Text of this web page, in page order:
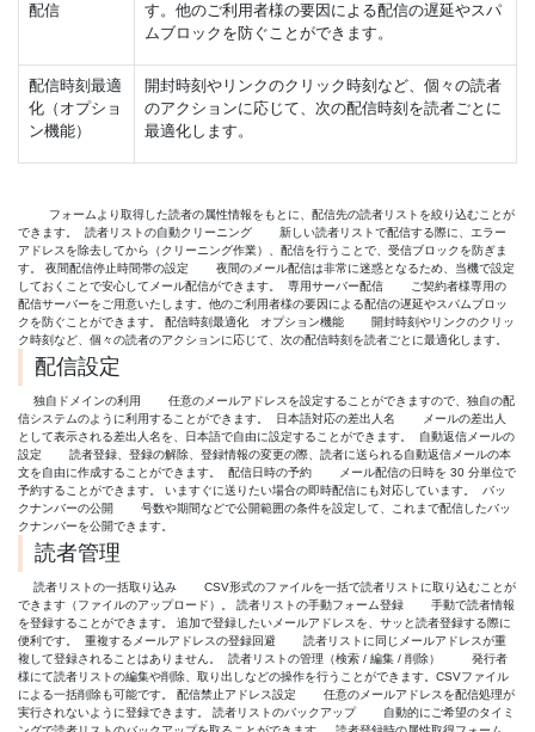
配信
す。他のご利用者様の要因による配信の遅延やスパ
ムブロックを防ぐことができます。
配信時刻最適
化（オプショ
ン機能）
開封時刻やリンクのクリック時刻など、個々の読者
のアクションに応じて、次の配信時刻を読者ごとに
最適化します。
フォームより取得した読者の属性情報をもとに、配信先の読者リストを絞り込むことが
できます。
読者リストの自動クリーニング 新しい読者リストで配信する際に、エラー
アドレスを除去してから（クリーニング作業）、配信を行うことで、受信ブロックを防ぎま
す。 夜間配信停止時間帯の設定 夜間のメール配信は非常に迷惑となるため、当機で設定
しておくことで安心してメール配信ができます。
専用サーバー配信 ご契約者様専用の
配信サーバーをご用意いたします。他のご利用者様の要因による配信の遅延やスパムブロッ
クを防ぐことができます。 配信時刻最適化 オプション機能 開封時刻やリンクのクリッ
ク時刻など、個々の読者のアクションに応じて、次の配信時刻を読者ごとに最適化します。
配信設定
独自ドメインの利用 任意のメールアドレスを設定することができますので、独自の配
信システムのように利用することができます。
日本語対応の差出人名 メールの差出人
として表示される差出人名を、日本語で自由に設定することができます。
自動返信メールの
設定 読者登録、登録の解除、登録情報の変更の際、読者に送られる自動返信メールの本
文を自由に作成することができます。
配信日時の予約 メール配信の日時を 30 分単位で
予約することができます。 いますぐに送りたい場合の即時配信にも対応しています。
バッ
クナンバーの公開 号数や期間などで公開範囲の条件を設定して、これまで配信したバッ
クナンバーを公開できます。
読者管理
読者リストの一括取り込み CSV形式のファイルを一括で読者リストに取り込むことが
できます（ファイルのアップロード）。 読者リストの手動フォーム登録 手動で読者情報
を登録することができます。 追加で登録したいメールアドレスを、サッと読者登録する際に
便利です。
重複するメールアドレスの登録回避 読者リストに同じメールアドレスが重
複して登録されることはありません。
読者リストの管理（検索 / 編集 / 削除）
発行者
様にて読者リストの編集や削除、取り出しなどの操作を行うことができます。CSVファイル
による一括削除も可能です。 配信禁止アドレス設定 任意のメールアドレスを配信処理が
実行されないように登録できます。 読者リストのバックアップ 自動的にご希望のタイミ